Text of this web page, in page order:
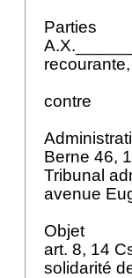
Parties
recourante,
contre
Berne 46,
Tribunal
avenue
Objet
art. 8, 14
solidarité